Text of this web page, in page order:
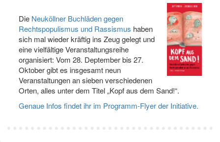
Die Neuköllner Buchläden gegen
Rechtspopulismus und Rassismus haben
sich mal wieder kräftig ins Zeug gelegt und
eine vielfältige Veranstaltungsreihe
organisiert: Vom 28. Deptember bis 27.
Oktober gibt es insgesamt neun
Veranstaltungen an sieben verschiedenen
Orten, alles unter dem Titel „Kopf aus dem Sand!“.
Genaue Infos findet ihr im Programm-Flyer der Initiative.